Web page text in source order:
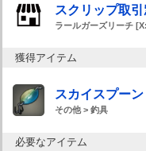
スクリップ取引
ラールガーズリーチ
獲得アイテム
スカイスプーン
その他 > 釣具
必要なアイテム